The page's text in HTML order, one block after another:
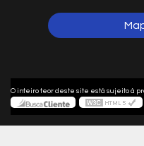
O inteiro teor deste site está sujeito à